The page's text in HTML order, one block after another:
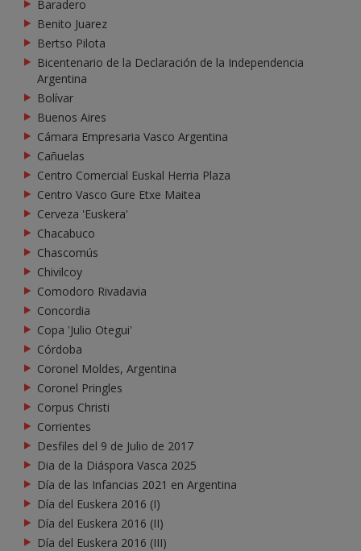
Baradero
Benito Juarez
Bertso Pilota
Bicentenario de la Declaración de la Independencia
Argentina
Bolívar
Buenos Aires
Cámara Empresaria Vasco Argentina
Cañuelas
Centro Comercial Euskal Herria Plaza
Centro Vasco Gure Etxe Maitea
Cerveza 'Euskera'
Chacabuco
Chascomús
Chivilcoy
Comodoro Rivadavia
Concordia
Copa 'Julio Otegui'
Córdoba
Coronel Moldes, Argentina
Coronel Pringles
Corpus Christi
Corrientes
Desfiles del 9 de Julio de 2017
Dia de la Diáspora Vasca 2025
Día de las Infancias 2021 en Argentina
Día del Euskera 2016 (I)
Día del Euskera 2016 (II)
Día del Euskera 2016 (III)